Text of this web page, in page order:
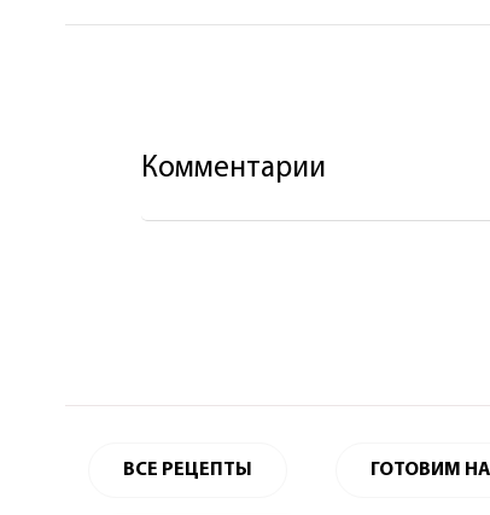
Комментарии
ВСЕ РЕЦЕПТЫ ГОТОВИМ